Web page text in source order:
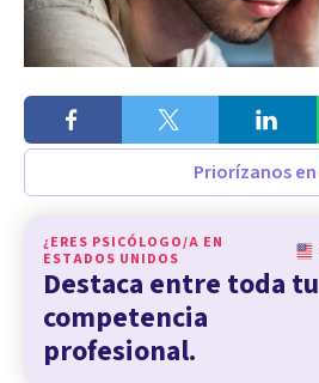
Priorízanos en
¿ERES PSICÓLOGO/A EN
ESTADOS UNIDOS
Destaca entre toda tu
competencia
profesional.